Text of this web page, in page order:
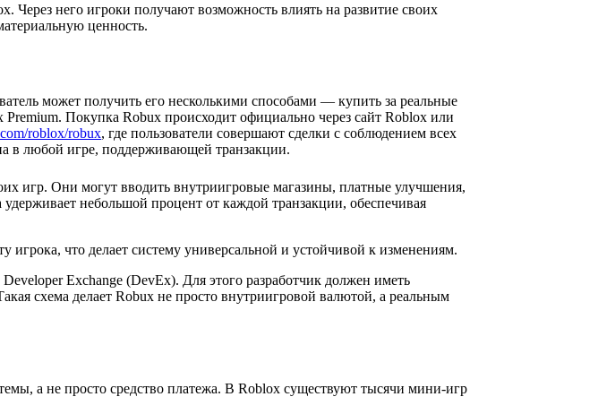
Через него игроки получают возможность влиять на развитие своих
ценность.
может получить его несколькими способами — купить за реальные
Покупка Robux происходит официально через сайт Roblox или
roblox/robux, где пользователи совершают сделки с соблюдением всех
в любой игре, поддерживающей транзакции.
игр. Они могут вводить внутриигровые магазины, платные улучшения,
небольшой процент от каждой транзакции, обеспечивая
игрока, что делает систему универсальной и устойчивой к изменениям.
Exchange (DevEx). Для этого разработчик должен иметь
схема делает Robux не просто внутриигровой валютой, а реальным
а не просто средство платежа. В Roblox существуют тысячи мини-игр